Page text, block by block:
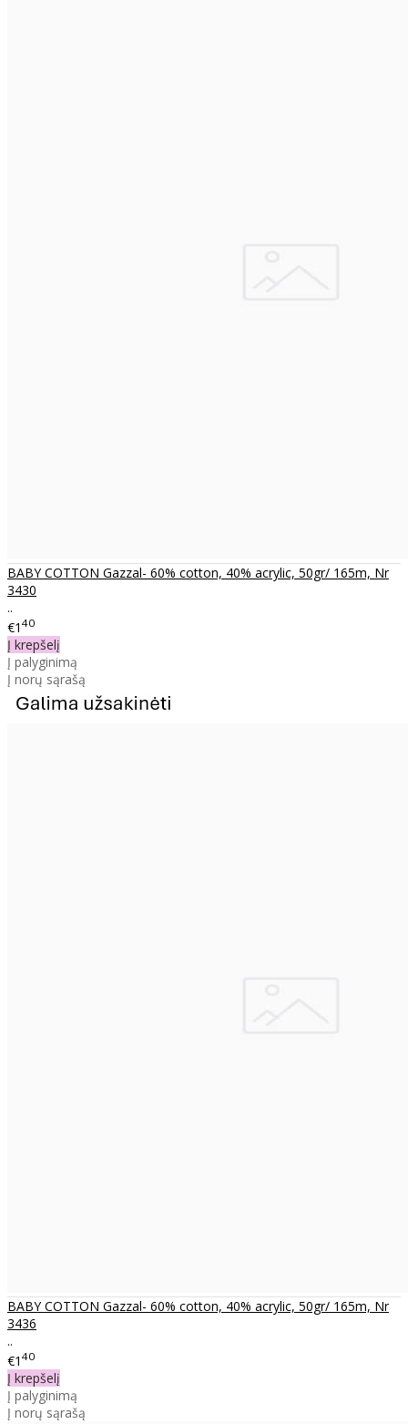
BABY COTTON Gazzal- 60% cotton, 40% acrylic, 50gr/ 165m, Nr
3430
..
€1 40
Į krepšelį
Į palyginimą
Į norų sąrašą
BABY COTTON Gazzal- 60% cotton, 40% acrylic, 50gr/ 165m, Nr
3436
..
€1 40
Į krepšelį
Į palyginimą
Į norų sąrašą